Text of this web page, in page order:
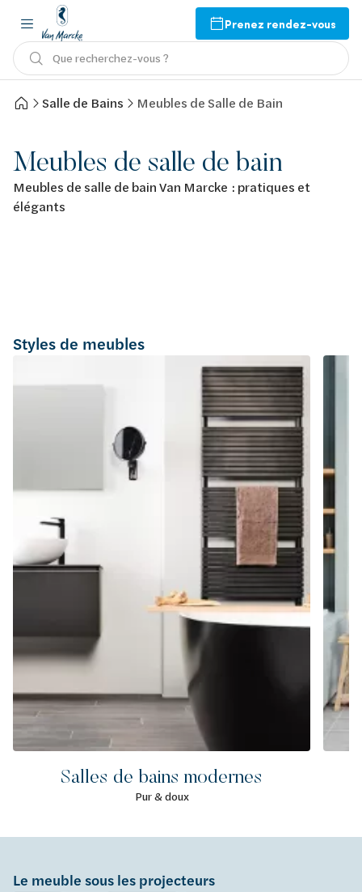
Prenez rendez-vous
Que recherchez-vous ?
Salle de Bains Meubles de Salle de Bain
Meubles de salle de bain
Meubles de salle de bain Van Marcke : pratiques et
élégants
Styles de meubles
Salles de bains modernes
Pur & doux
Le meuble sous les projecteurs